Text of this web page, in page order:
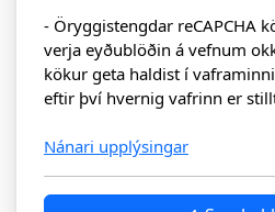
- Öryggistengdar reCAPCHA
verja eyðublöðin á vefnum
kökur geta haldist í
eftir því hvernig vafrinn er
Nánari upplýsingar